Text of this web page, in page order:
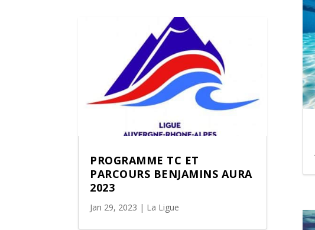
PROGRAMME TC ET
PARCOURS BENJAMINS AURA
2023
Jan 29, 2023 | La Ligue